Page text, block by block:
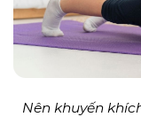
Nên khuyến